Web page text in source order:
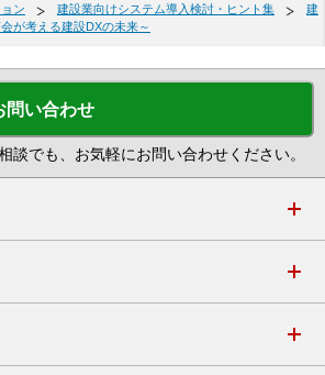
ン
建設業向けシステム導入検討・ヒント集
建
が考える建設DXの未来～
問い合わせ
談でも、お気軽にお問い合わせください。